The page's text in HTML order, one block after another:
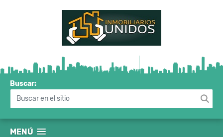
Buscar:
MENÚ